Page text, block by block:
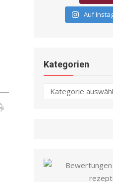
Auf
Kategorien
Kategorien